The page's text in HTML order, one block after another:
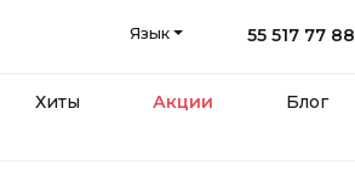
Язык 55 517 77 88
Хиты Акции Блог